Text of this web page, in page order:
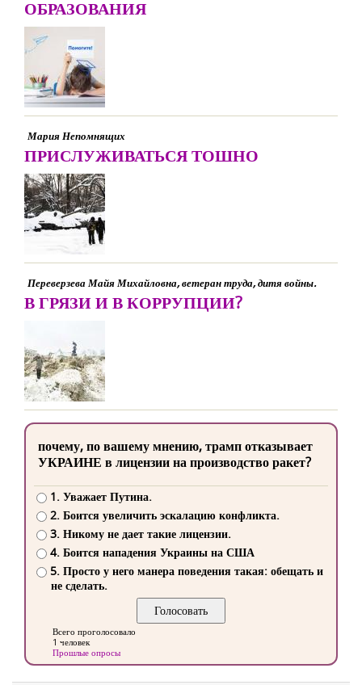
ОБРАЗОВАНИЯ
Мария Непомнящих
ПРИСЛУЖИВАТЬСЯ ТОШНО
Переверзева Майя Михайловна, ветеран труда, дитя войны.
В ГРЯЗИ И В КОРРУПЦИИ?
почему, по вашему мнению, трамп отказывает
УКРАИНЕ в лицензии на производство ракет?
1. Уважает Путина.
2. Боится увеличить эскалацию конфликта.
3. Никому не дает такие лицензии.
4. Боится нападения Украины на США
5. Просто у него манера поведения такая: обещать и
не сделать.
Всего проголосовало
1 человек
Прошлые опросы